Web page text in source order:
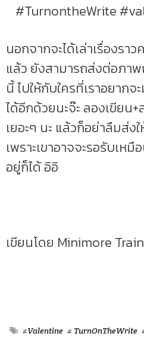
#TurnontheWrite
นอกจากจะได้เล่าเรื่องรา
แล้ว ยังสามารถส่งต่อภา
นี้ ไปให้กับใครที่เราอยากจ
ได้อีกด้วยนะจ๊ะ ลองเขียน
เยอะๆ นะ แล้วก็อย่าลืมส่
เพราะเขาอาจจะรอรับเ
อยู่ก็ได้ อิอิ
เขียนโดย Minimore
#Valentine # TurnOnTheWrite